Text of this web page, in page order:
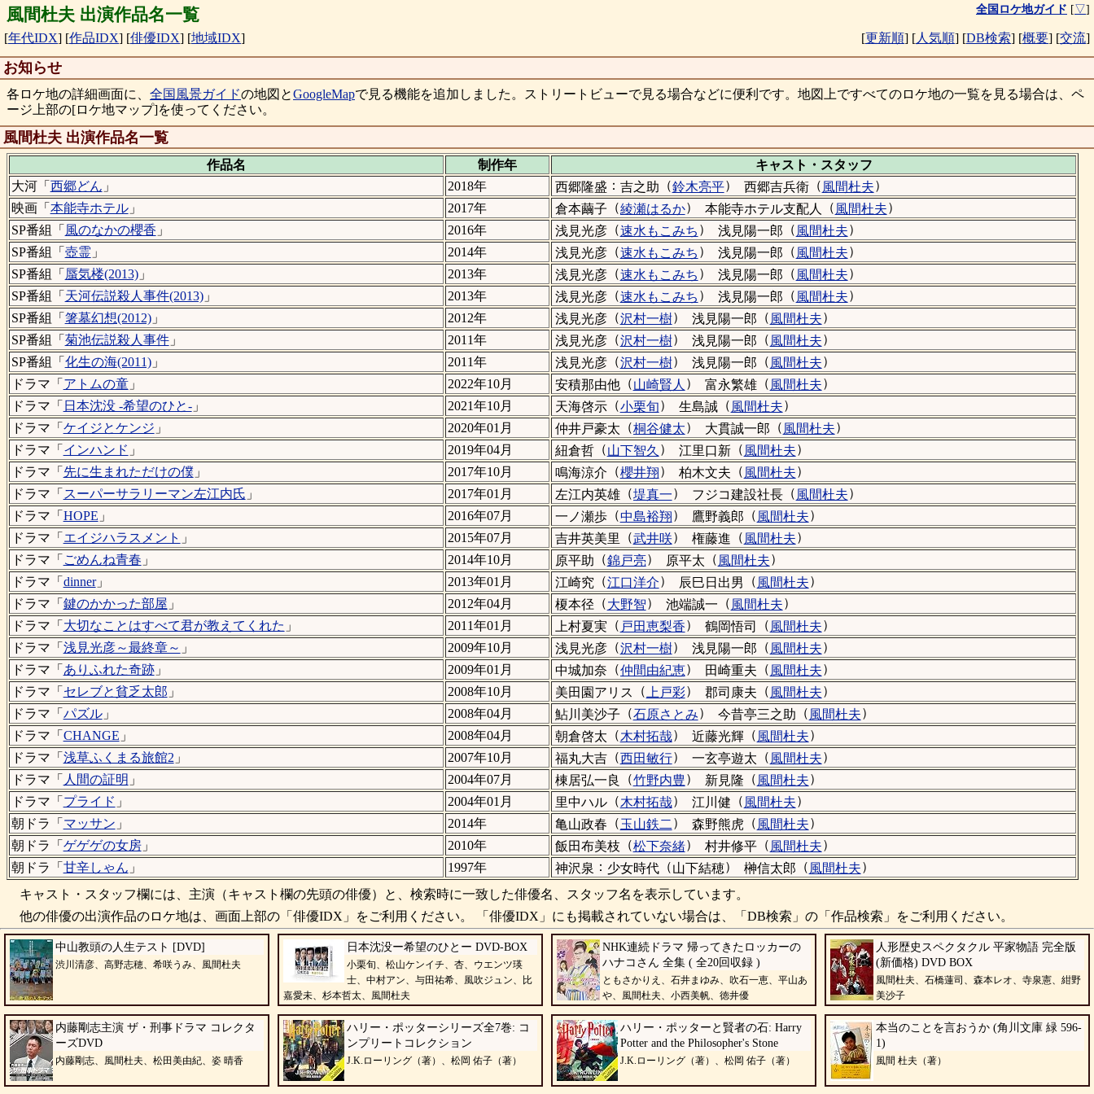
風間杜夫 出演作品名一覧 全国ロケ地ガイド [▽]
[年代IDX] [作品IDX] [俳優IDX] [地域IDX] [更新順] [人気順] [DB検索] [概要] [交流]
お知らせ
各ロケ地の詳細画面に、 全国風景ガイドの地図とGoogleMapで見る機能を追加しました。ストリートビューで見る場合などに便利です。地図上ですべてのロケ地の一覧を見る場合は、ペ
ージ上部の[ロケ地マップ]を使ってください。
風間杜夫 出演作品名一覧
作品名 制作年 キャスト・ スタッフ
大河「 西郷どん 」 2018年 西郷隆盛 ： 吉之助 （鈴木亮平） 西郷吉兵衛（ 風間杜夫）
映画「 本能寺ホテル」 2017年 倉本繭子 （綾瀬はるか） 本能寺ホテル支配人 （ 風間杜夫）
SP番組「 風のなかの櫻香 」 2016年 浅見光彦（速水もこみち ） 浅見陽一郎 （ 風間杜夫）
SP番組「 壺霊 」 2014年 浅見光彦（速水もこみち ） 浅見陽一郎 （ 風間杜夫）
SP番組「 蜃気楼(2013)」 2013年 浅見光彦（速水もこみち ） 浅見陽一郎 （ 風間杜夫）
SP番組「 天河伝説殺人事件(2013)」 2013年 浅見光彦（速水もこみち ） 浅見陽一郎 （ 風間杜夫）
SP番組「 箸墓幻想(2012)」 2012年 浅見光彦（沢村一樹） 浅見陽一郎 （ 風間杜夫）
SP番組「 菊池伝説殺人事件」 2011年 浅見光彦（沢村一樹） 浅見陽一郎 （ 風間杜夫）
SP番組「 化生の海(2011)」 2011年 浅見光彦（沢村一樹） 浅見陽一郎 （ 風間杜夫）
ドラマ「 アトムの童」 2022年10月 安積那由他 （山崎賢人 ） 富永繁雄（ 風間杜夫）
ドラマ「 日本沈没 -希望のひと-」 2021年10月 天海啓示（小栗旬） 生島誠 （ 風間杜夫）
ドラマ「 ケイジとケンジ 」 2020年01月 仲井戸豪太 （桐谷健太） 大貫誠一郎 （ 風間杜夫）
ドラマ「 インハンド 」 2019年04月 紐倉哲（山下智久 ） 江里口新（ 風間杜夫）
ドラマ「 先に生まれただけの僕」 2017年10月 鳴海涼介 （櫻井翔） 柏木文夫 （ 風間杜夫）
ドラマ「 スーパーサラリーマン左江内氏 」 2017年01月 左江内英雄（堤真一） フジコ建設社長（ 風間杜夫）
ドラマ「 HOPE 」 2016年07月 一ノ瀬歩（中島裕翔） 鷹野義郎 （ 風間杜夫）
ドラマ「 エイジハラスメント 」 2015年07月 吉井英美里 （武井咲） 権藤進 （ 風間杜夫）
ドラマ「 ごめんね青春 」 2014年10月 原平助 （錦戸亮） 原平太 （ 風間杜夫）
ドラマ「 dinner」 2013年01月 江崎究 （江口洋介） 辰巳日出男 （ 風間杜夫）
ドラマ「 鍵のかかった部屋 」 2012年04月 榎本径 （大野智） 池端誠一 （ 風間杜夫）
ドラマ「 大切なことはすべて君が教えてくれた 」 2011年01月 上村夏実 （ 戸田恵梨香） 鶴岡悟司 （ 風間杜夫）
ドラマ「 浅見光彦～最終章～ 」 2009年10月 浅見光彦（沢村一樹） 浅見陽一郎 （ 風間杜夫）
ドラマ「 ありふれた奇跡」 2009年01月 中城加奈 （仲間由紀恵） 田崎重夫 （ 風間杜夫）
ドラマ「 セレブと貧乏太郎 」 2008年10月 美田園アリス （ 上戸彩） 郡司康夫 （ 風間杜夫）
ドラマ「 パズル」 2008年04月 鮎川美沙子 （石原さとみ） 今昔亭三之助 （ 風間杜夫）
ドラマ「 CHANGE 」 2008年04月 朝倉啓太 （木村拓哉） 近藤光輝 （ 風間杜夫）
ドラマ「 浅草ふくまる旅館2 」 2007年10月 福丸大吉（西田敏行） 一玄亭遊太 （ 風間杜夫）
ドラマ「 人間の証明 」 2004年07月 棟居弘一良 （竹野内豊） 新見隆 （ 風間杜夫）
ドラマ「 プライド 」 2004年01月 里中ハル（木村拓哉） 江川健 （ 風間杜夫）
朝ドラ「 マッサン 」 2014年 亀山政春 （玉山鉄二 ） 森野熊虎（ 風間杜夫）
朝ドラ「 ゲゲゲの女房」 2010年 飯田布美枝 （松下奈緒） 村井修平（ 風間杜夫）
朝ドラ「 甘辛しゃん 」 1997年 神沢泉 ： 少女時代 （山下結穂） 榊信太郎 （ 風間杜夫）
キャスト・スタッフ欄には、主演（キャスト欄の先頭の俳優）と、検索時に一致した俳優名、スタッフ名を表示しています。
他の俳優の出演作品のロケ地は、画面上部の「俳優IDX」をご利用ください。 「俳優IDX」にも掲載されていない場合は、「DB検索」の「作品検索」をご利用ください。
中山教頭の人生テスト [DVD]
渋川清彦、高野志穂、希咲うみ、風間杜夫
日本沈没ー希望のひとー DVD-BOX
小栗旬、松山ケンイチ、杏、ウエンツ瑛
士、中村アン、与田祐希、風吹ジュン、比
嘉愛未、杉本哲太、風間杜夫
NHK連続ドラマ 帰ってきたロッカーの
ハナコさん 全集 ( 全20回収録 )
ともさかりえ、石井まゆみ、吹石一恵、平山あ
や、風間杜夫、小西美帆、徳井優
人形歴史スペクタクル 平家物語 完全版
(新価格) DVD BOX
風間杜夫、石橋蓮司、森本レオ、寺泉憲、紺野
美沙子
内藤剛志主演 ザ・刑事ドラマ コレクタ
ーズDVD
内藤剛志、風間杜夫、松田美由紀、姿 晴香
ハリー・ポッターシリーズ全7巻: コ
ンプリートコレクション
J.K.ローリング（著）、松岡 佑子（著）
ハリー・ポッターと賢者の石: Harry
Potter and the Philosopher's Stone
J.K.ローリング（著）、松岡 佑子（著）
本当のことを言おうか (角川文庫 緑 596-
1)
風間 杜夫（著）